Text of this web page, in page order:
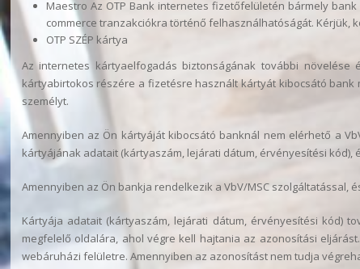
Maestro Az OTP Bank internetes fizetőfelületén bármely
commerce tranzakciókra történő felhasználhatóságát. Kérjük,
OTP SZÉP kártya
Az internetes kártyaelfogadás biztonságának további növelése
kártyabirtokos részére a fizetésre használt kártyát kibocsátó
személyt.
Amennyiben az Ön kártyáját kibocsátó banknál nem elérhető a
kártyájának adatait (kártyaszám, lejárati dátum, érvényesítési
Amennyiben az Ön bankja rendelkezik a VbV/MSC szolgáltatással,
Kártyája adatait (kártyaszám, lejárati dátum, érvényesítési kód)
megfelelő oldalára, ahol végre kell hajtania az azonosítási
webáruházi felületre. Amennyiben az azonosítást nem tudja